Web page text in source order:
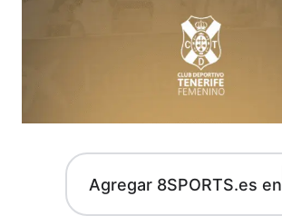
Agregar 8SPORTS.es en